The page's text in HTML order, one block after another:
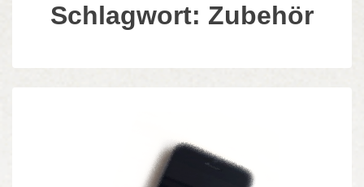
Schlagwort: Zubehör